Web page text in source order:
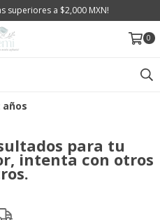
superiores a $2,000 MXN!
0
años
para tu
intenta con otros